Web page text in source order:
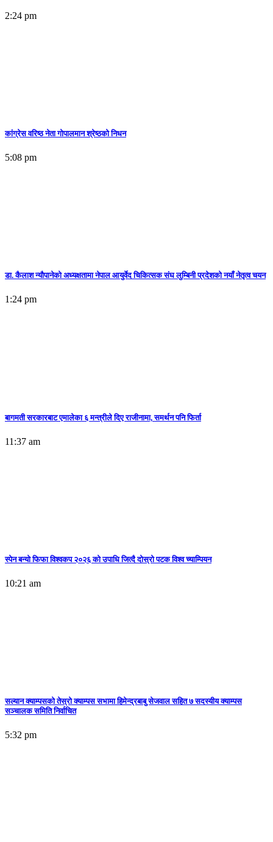
2:24 pm
कांग्रेस वरिष्ठ नेता गोपालमान श्रेष्ठको निधन
5:08 pm
डा. कैलाश न्यौपानेको अध्यक्षतामा नेपाल आयुर्वेद चिकित्सक संघ लुम्बिनी प्रदेशको नयाँ नेतृत्व चयन
1:24 pm
बागमती सरकारबाट एमालेका ६ मन्त्रीले दिए राजीनामा, समर्थन पनि फिर्ता
11:37 am
स्पेन बन्याे फिफा विश्वकप २०२६ को उपाधि जित्दै दोस्रो पटक विश्व च्याम्पियन
10:21 am
सल्यान क्याम्पसको तेस्रो क्याम्पस सभामा हिमेन्द्रबाबु सेजवाल सहित ७ सदस्यीय क्याम्पस
सञ्चालक समिति निर्वाचित
5:32 pm